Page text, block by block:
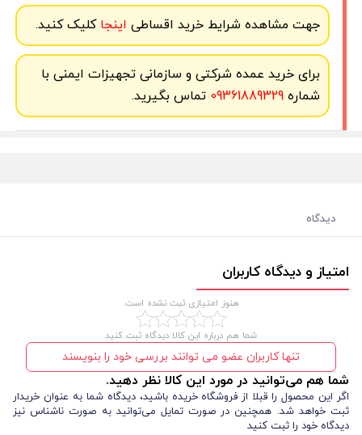
جهت مشاهده شرایط خرید اقساطی اینجاکلیک کنید.
برای خرید عمده شرکتی و سازمانی تجهیزات ایمنی با
شماره09361889329 تماس بگیرید.
دیدگاه
امتیاز و دیدگاه کاربران
هنوز امتیازی ثبت نشده است.
شما هم درباره این کالا دیدگاه ثبت کنید
تنها کاربران عضو می توانند بررسی خود را بنویسند
شما هم می‌توانید در مورد این کالا نظر دهید.
اگر این محصول را قبلا از فروشگاه خریده باشید، دیدگاه شما به عنوان خریدار
ثبت خواهد شد. همچنین در صورت تمایل می‌توانید به صورت ناشناس نیز
دیدگاه خود را ثبت کنید